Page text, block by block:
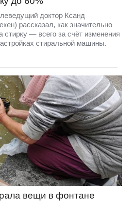
доктор Ксанд
рассказал, как значительно
стирку — всего за счёт изменения
стиральной машины.
вещи в фонтане